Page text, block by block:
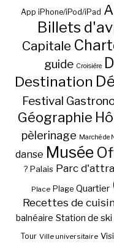
App iPhone/iPod/iPad
Billets
Capitale
guide Croisière
Destination
Festival
Géographie
pèlerinage Marché de
danse Musée
? Palais Parc
Place Plage Quartier
Recettes de
balnéaire Station de ski
Tour Ville universitaire